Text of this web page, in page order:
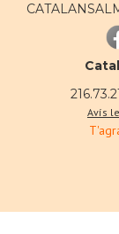
Avís